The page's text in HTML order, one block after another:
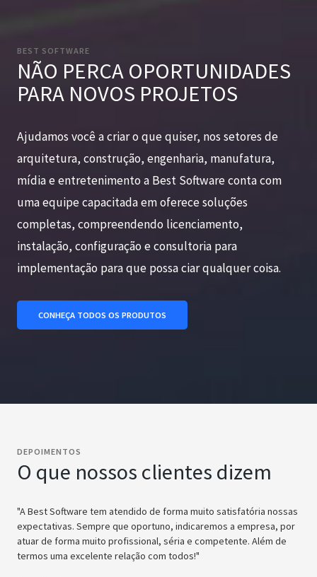
BEST SOFTWARE
NÃO PERCA OPORTUNIDADES
PARA NOVOS PROJETOS
Ajudamos você a criar o que quiser, nos setores de
arquitetura, construção, engenharia, manufatura,
mídia e entretenimento a Best Software conta com
uma equipe capacitada em oferece soluções
completas, compreendendo licenciamento,
instalação, configuração e consultoria para
implementação para que possa ciar qualquer coisa.
CONHEÇA TODOS OS PRODUTOS
DEPOIMENTOS
O que nossos clientes dizem
"A Best Software tem atendido de forma muito satisfatória nossas
expectativas. Sempre que oportuno, indicaremos a empresa, por
atuar de forma muito profissional, séria e competente. Além de
termos uma excelente relação com todos!"